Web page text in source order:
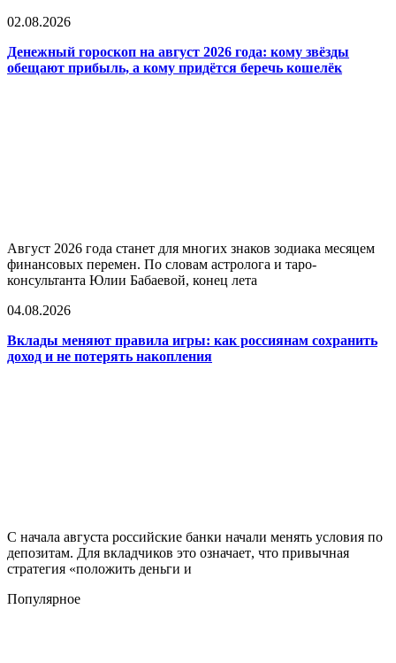
02.08.2026
Денежный гороскоп на август 2026 года: кому звёзды
обещают прибыль, а кому придётся беречь кошелёк
Август 2026 года станет для многих знаков зодиака месяцем
финансовых перемен. По словам астролога и таро-
консультанта Юлии Бабаевой, конец лета
04.08.2026
Вклады меняют правила игры: как россиянам сохранить
доход и не потерять накопления
С начала августа российские банки начали менять условия по
депозитам. Для вкладчиков это означает, что привычная
стратегия «положить деньги и
Популярное